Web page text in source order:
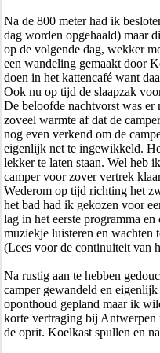
Na de 800 meter had ik
dag worden opgehaald) maar
op de volgende dag, wekker
een wandeling gemaakt door
doen in het kattencafé want
Ook nu op tijd de slaapzak
De beloofde nachtvorst was er
zoveel warmte af dat de
nog even verkend om de
eigenlijk net te ingewikkeld.
lekker te laten staan. Wel heb
camper voor zover vertrek
Wederom op tijd richting het
het bad had ik gekozen voor
lag in het eerste programma
muziekje luisteren en wachten
(Lees voor de continuiteit van
Na rustig aan te hebben
camper gewandeld en
oponthoud gepland maar ik
korte vertraging bij
de oprit. Koelkast spullen en